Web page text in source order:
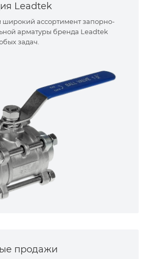
Leadtek
широкий ассортимент запорно-
арматуры бренда Leadtek
задач.
продажи